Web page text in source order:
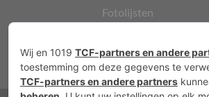
Fotolijsten